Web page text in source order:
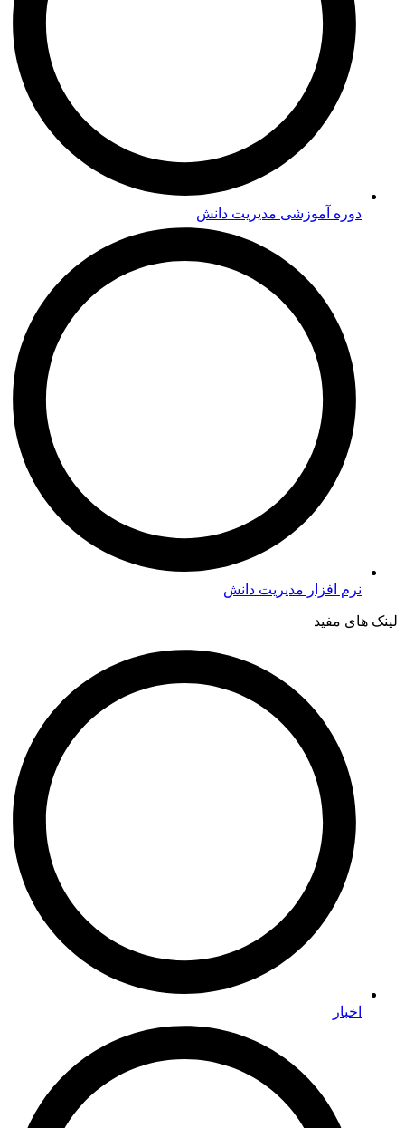
دوره‌ آموزشی مدیریت دانش
نرم افزار مدیریت دانش
لینک های مفید
اخبار